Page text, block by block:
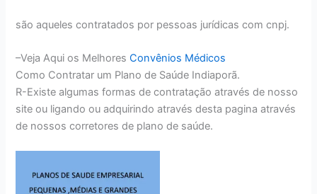
são aqueles contratados por pessoas jurídicas com cnpj.
–Veja Aqui os MelhoresConvênios Médicos
Como Contratar um Plano de Saúde Indiaporã.
R-Existe algumas formas de contratação através de nosso
site ou ligando ou adquirindo através desta pagina através
de nossos corretores de plano de saúde.